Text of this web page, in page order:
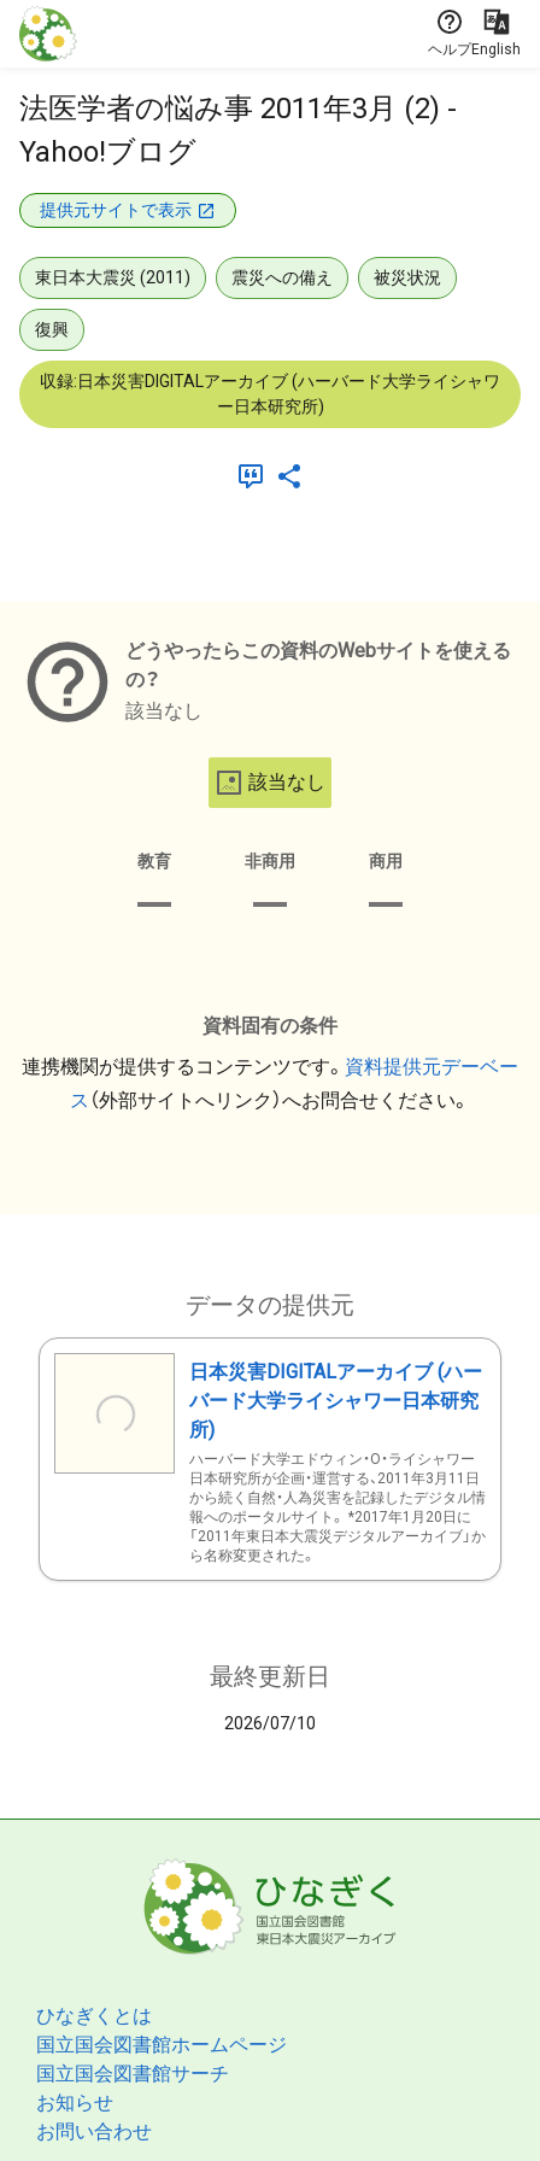
本文に飛ぶ
ヘルプEnglish
法医学者の悩み事 2011年3月 (2) -
Yahoo!ブログ
提供元サイトで表示
東日本大震災 (2011) 震災への備え 被災状況
復興
収録:日本災害DIGITALアーカイブ (ハーバード大学ライシャワ
ー日本研究所)
どうやったらこの資料のWebサイトを使える
の？
該当なし
該当なし
教育 非商用 商用
資料固有の条件
連携機関が提供するコンテンツです。 資料提供元デーベー
ス （外部サイトへリンク）へお問合せください。
データの提供元
日本災害DIGITALアーカイブ (ハー
バード大学ライシャワー日本研究
所)
ハーバード大学エドウィン・O・ライシャワー
日本研究所が企画・運営する、2011年3月11日
から続く自然・人為災害を記録したデジタル情
報へのポータルサイト。 *2017年1月20日に
「2011年東日本大震災デジタルアーカイブ」か
ら名称変更された。
最終更新日
2026/07/10
ひなぎくとは
国立国会図書館ホームページ
国立国会図書館サーチ
お知らせ
お問い合わせ